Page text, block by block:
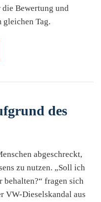
Bewertung und
gleichen Tag.
des
abgeschreckt,
zu nutzen. „Soll ich
fragen sich
VW-Dieselskandal aus